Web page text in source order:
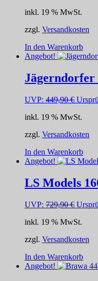
inkl. 19 % MwSt.
zzgl. Versandkosten
In den Warenkorb
Angebot!
Jägerndorfer
UVP: 449,90€
inkl. 19 % MwSt.
zzgl. Versandkosten
In den Warenkorb
Angebot!
LS Models
UVP: 729,90€
inkl. 19 % MwSt.
zzgl. Versandkosten
In den Warenkorb
Angebot!